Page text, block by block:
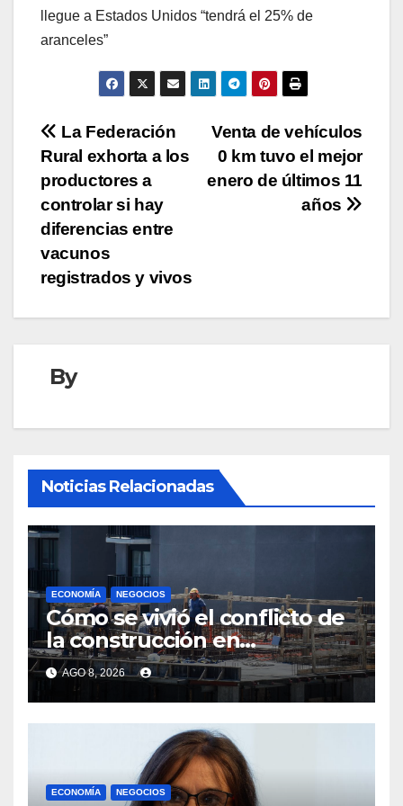
llegue a Estados Unidos “tendrá el 25% de
aranceles”
Navegación
de
entradas
Venta de vehículos
0 km tuvo el mejor
enero de últimos 11
años
La Federación
Rural exhorta a los
productores a
controlar si hay
diferencias entre
vacunos
registrados y vivos
By
Noticias Relacionadas
ECONOMÍA NEGOCIOS
Cómo se vivió el conflicto de
la construcción en
Maldonado, un
departamento donde el
sector tiene sus
particularidades
AGO 8, 2026
ECONOMÍA NEGOCIOS